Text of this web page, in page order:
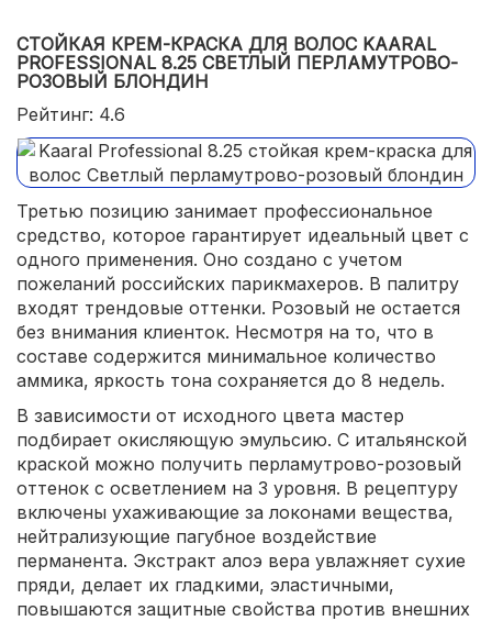
СТОЙКАЯ КРЕМ-КРАСКА ДЛЯ ВОЛОС KAARAL
PROFESSIONAL 8.25 СВЕТЛЫЙ ПЕРЛАМУТРОВО-
РОЗОВЫЙ БЛОНДИН
Рейтинг: 4.6
Третью позицию занимает профессиональное
средство, которое гарантирует идеальный цвет с
одного применения. Оно создано с учетом
пожеланий российских парикмахеров. В палитру
входят трендовые оттенки. Розовый не остается
без внимания клиенток. Несмотря на то, что в
составе содержится минимальное количество
аммика, яркость тона сохраняется до 8 недель.
В зависимости от исходного цвета мастер
подбирает окисляющую эмульсию. С итальянской
краской можно получить перламутрово-розовый
оттенок с осветлением на 3 уровня. В рецептуру
включены ухаживающие за локонами вещества,
нейтрализующие пагубное воздействие
перманента. Экстракт алоэ вера увлажняет сухие
пряди, делает их гладкими, эластичными,
повышаются защитные свойства против внешних